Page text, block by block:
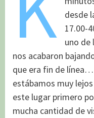
desde
17.00-
uno de
nos acabaron
que era fin de
estábamos muy
este lugar primero
mucha cantidad de